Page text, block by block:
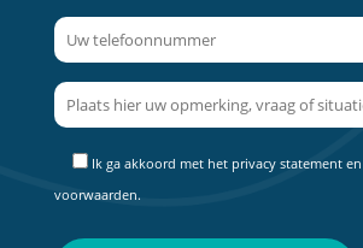
Ik ga akkoord met het privacy statementen
voorwaarden.